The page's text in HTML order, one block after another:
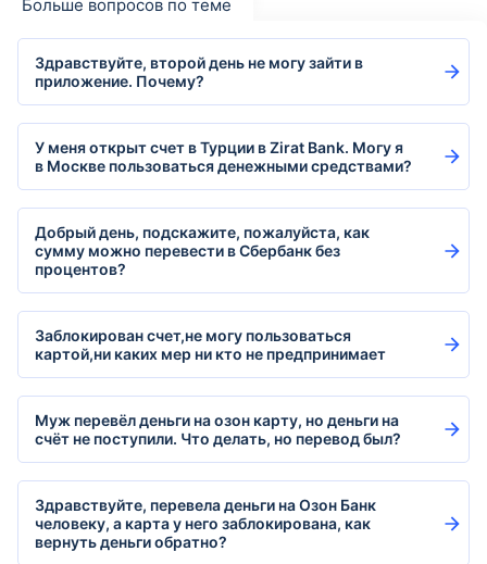
Больше вопросов по теме
Здравствуйте, второй день не могу зайти в
приложение. Почему?
У меня открыт счет в Турции в Zirat Bank. Могу я
в Москве пользоваться денежными средствами?
Добрый день, подскажите, пожалуйста, как
сумму можно перевести в Сбербанк без
процентов?
Заблокирован счет,не могу пользоваться
картой,ни каких мер ни кто не предпринимает
Муж перевёл деньги на озон карту, но деньги на
счёт не поступили. Что делать, но перевод был?
Здравствуйте, перевела деньги на Озон Банк
человеку, а карта у него заблокирована, как
вернуть деньги обратно?